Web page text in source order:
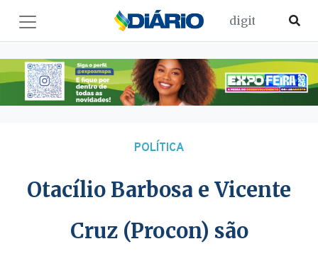
POLÍTICA
Otacílio Barbosa e Vicente
Cruz (Procon) são